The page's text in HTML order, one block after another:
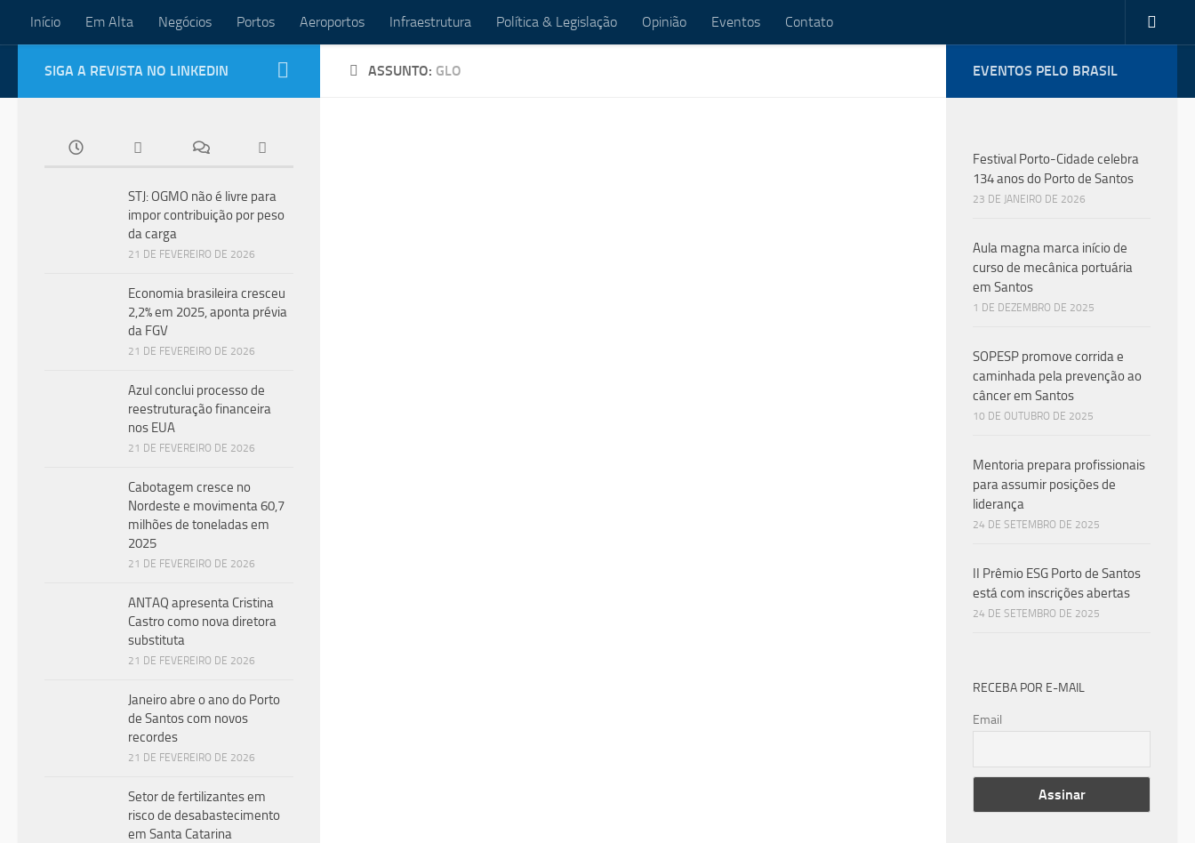
Skip to content
Início Em Alta Negócios Portos Aeroportos Infraestrutura Política & Legislação Opinião Eventos Contato
ASSUNTO: GLO
SIGA A REVISTA NO LINKEDIN
STJ: OGMO não é livre para
impor contribuição por peso
da carga
21 DE FEVEREIRO DE 2026
Economia brasileira cresceu
2,2% em 2025, aponta prévia
da FGV
21 DE FEVEREIRO DE 2026
Azul conclui processo de
reestruturação financeira
nos EUA
21 DE FEVEREIRO DE 2026
Cabotagem cresce no
Nordeste e movimenta 60,7
milhões de toneladas em
2025
21 DE FEVEREIRO DE 2026
ANTAQ apresenta Cristina
Castro como nova diretora
substituta
21 DE FEVEREIRO DE 2026
Janeiro abre o ano do Porto
de Santos com novos
recordes
21 DE FEVEREIRO DE 2026
Setor de fertilizantes em
risco de desabastecimento
em Santa Catarina
EVENTOS PELO BRASIL
Festival Porto-Cidade celebra
134 anos do Porto de Santos
23 DE JANEIRO DE 2026
Aula magna marca início de
curso de mecânica portuária
em Santos
1 DE DEZEMBRO DE 2025
SOPESP promove corrida e
caminhada pela prevenção ao
câncer em Santos
10 DE OUTUBRO DE 2025
Mentoria prepara profissionais
para assumir posições de
liderança
24 DE SETEMBRO DE 2025
II Prêmio ESG Porto de Santos
está com inscrições abertas
24 DE SETEMBRO DE 2025
RECEBA POR E-MAIL
Email